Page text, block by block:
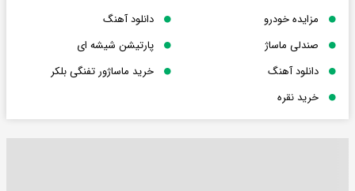
مزایده خودرو
دانلود آهنگ
صندلی ماساژ
پارتیشن شیشه ای
دانلود آهنگ
خرید ماساژور تفنگی بلکر
خرید نقره